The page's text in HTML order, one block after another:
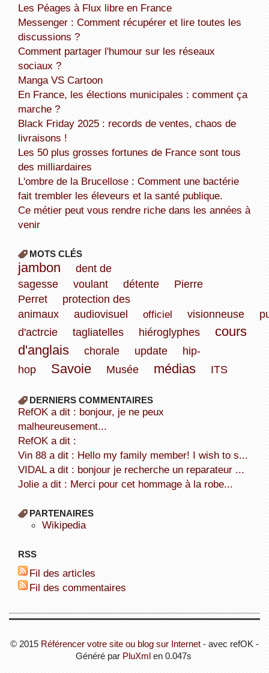
Les Péages à Flux libre en France
Messenger : Comment récupérer et lire toutes les
discussions ?
Comment partager l'humour sur les réseaux
sociaux ?
Manga VS Cartoon
En France, les élections municipales : comment ça
marche ?
Black Friday 2025 : records de ventes, chaos de
livraisons !
Les 50 plus grosses fortunes de France sont tous
des milliardaires
L'ombre de la Brucellose : Comment une bactérie
fait trembler les éleveurs et la santé publique.
Ce métier peut vous rendre riche dans les années à
venir
MOTS CLÉS
jambon
dent de
sagesse
voulant détente
Pierre
Perret
protection des
animaux
audiovisuel officiel visionneuse
d'actrcie
tagliatelles hiéroglyphes
cours
d'anglais
chorale update
hip-
hop
Savoie Musée médias ITS
DERNIERS COMMENTAIRES
refOK a dit : bonjour, je ne peux
malheureusement...
refOK a dit :
Vin 88 a dit : Hello my family member! I wish to s...
VIDAL a dit : bonjour je recherche un reparateur ...
Jolie a dit : Merci pour cet hommage à la robe...
PARTENAIRES
wikipedia
RSS
Fil des articles
Fil des commentaires
© 2015 Référencer votre site ou blog sur Internet - avec refOK -
Généré par PluXmlen 0.047s